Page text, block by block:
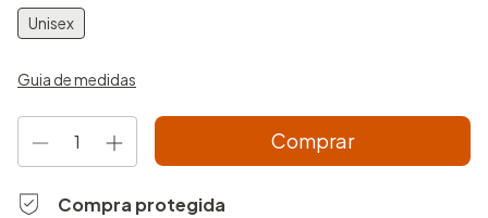
Unisex
Guia de medidas
Compra protegida